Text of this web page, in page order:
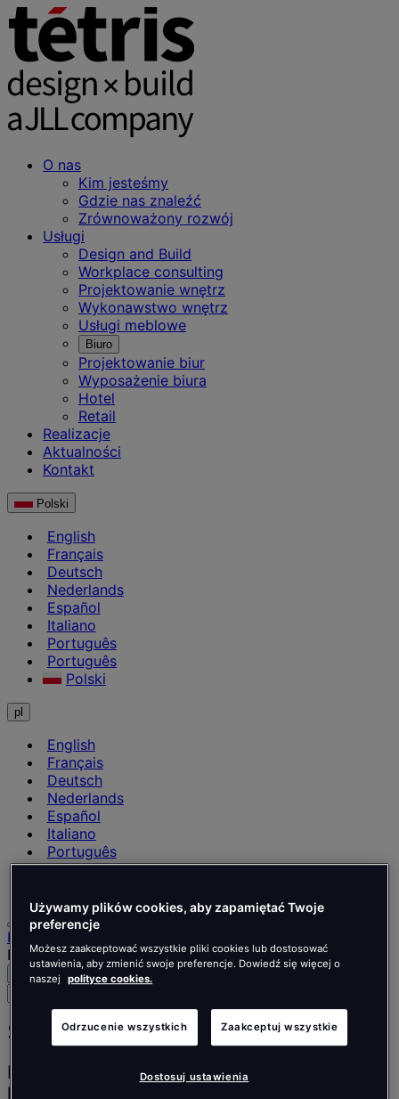
O nas
Kim jesteśmy
Gdzie nas znaleźć
Zrównoważony rozwój
Usługi
Design and Build
Workplace consulting
Projektowanie wnętrz
Wykonawstwo wnętrz
Usługi meblowe
Biuro
Projektowanie biur
Wyposażenie biura
Hotel
Retail
Realizacje
Aktualności
Kontakt
Polski
English
Français
Deutsch
Nederlands
Español
Italiano
Português
Português
Polski
pl
English
Français
Deutsch
Nederlands
Español
Italiano
Português
Português
Home
Nasza praca
Szukaj Menu
miejsca,
wiadomości
i
informacje
Stare realizacje
Inspirujemy ludzi do lepszego myślenia,
lepszej pracy i lepszego życia.
Używamy plików cookies, aby zapamiętać Twoje
preferencje
Możesz zaakceptować wszystkie pliki cookies lub dostosować
ustawienia, aby zmienić swoje preferencje. Dowiedź się więcej o
naszej
polityce cookies.
Odrzucenie wszystkich Zaakceptuj wszystkie
Dostosuj ustawienia